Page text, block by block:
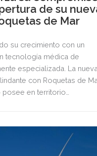
de su
de Mar
su crecimiento con un
tecnología médica de
especializada. La
con Roquetas de
posee en territorio